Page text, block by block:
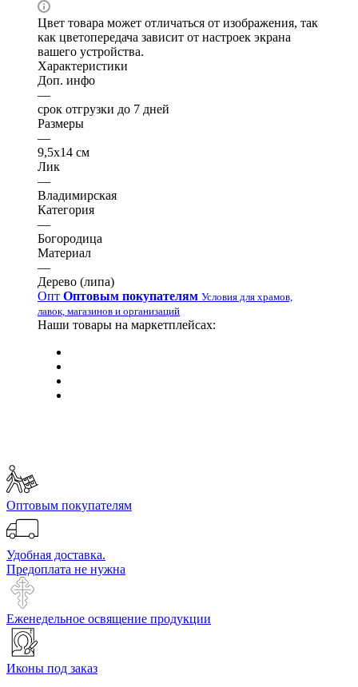
Цвет товара может отличаться от изображения, так
как цветопередача зависит от настроек экрана
вашего устройства.
Характеристики
Доп. инфо
—
срок отгрузки до 7 дней
Размеры
—
9,5х14 см
Лик
—
Владимирская
Категория
—
Богородица
Материал
—
Дерево (липа)
Опт Оптовым покупателям Условия для храмов,
лавок, магазинов и организаций
Наши товары на маркетплейсах:
Оптовым покупателям
Удобная доставка.
Предоплата не нужна
Еженедельное освящение продукции
Иконы под заказ